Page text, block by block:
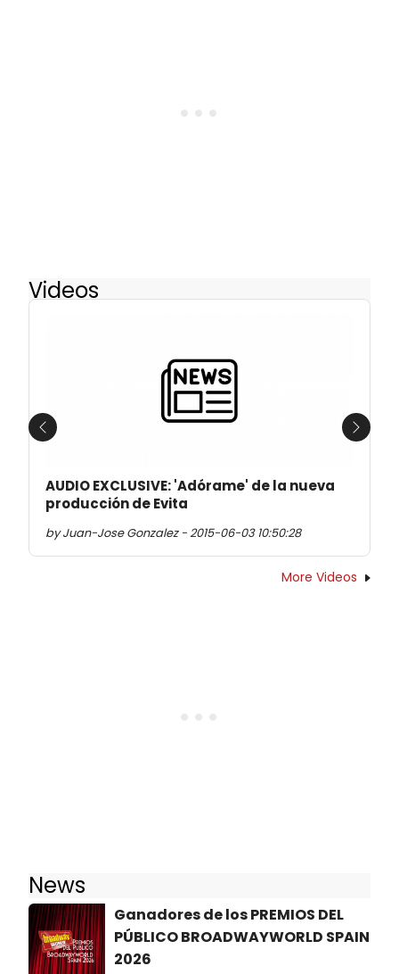
Videos
AUDIO EXCLUSIVE: 'Adórame' de la nueva
producción de Evita
by Juan-Jose Gonzalez - 2015-06-03 10:50:28
Previous Next
More Videos
News
Ganadores de los PREMIOS DEL
PÚBLICO BROADWAYWORLD SPAIN
2026